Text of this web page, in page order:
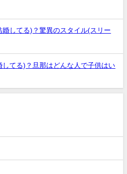
してる)？驚異のスタイル(スリー
てる)？旦那はどんな人で子供はい